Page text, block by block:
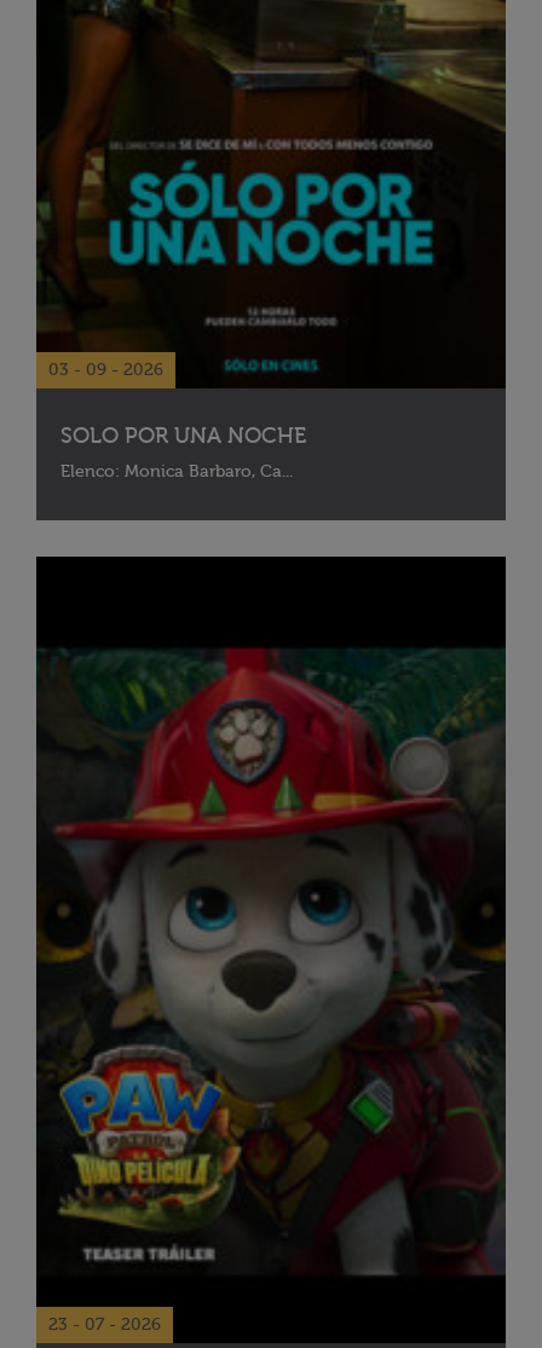
03 - 09 - 2026
SOLO POR UNA NOCHE
Elenco: Monica Barbaro, Ca...
23 - 07 - 2026